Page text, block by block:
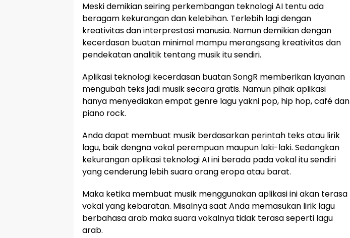
Meski demikian seiring perkembangan teknologi AI tentu ada
beragam kekurangan dan kelebihan. Terlebih lagi dengan
kreativitas dan interprestasi manusia. Namun demikian dengan
kecerdasan buatan minimal mampu merangsang kreativitas dan
pendekatan analitik tentang musik itu sendiri.
Aplikasi teknologi kecerdasan buatan SongR memberikan layanan
mengubah teks jadi musik secara gratis. Namun pihak aplikasi
hanya menyediakan empat genre lagu yakni pop, hip hop, café dan
piano rock.
Anda dapat membuat musik berdasarkan perintah teks atau lirik
lagu, baik dengna vokal perempuan maupun laki-laki. Sedangkan
kekurangan aplikasi teknologi AI ini berada pada vokal itu sendiri
yang cenderung lebih suara orang eropa atau barat.
Maka ketika membuat musik menggunakan aplikasi ini akan terasa
vokal yang kebaratan. Misalnya saat Anda memasukan lirik lagu
berbahasa arab maka suara vokalnya tidak terasa seperti lagu
arab.